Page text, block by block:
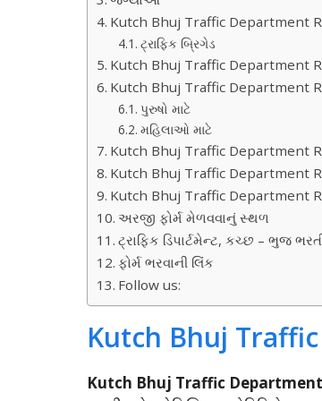
Kutch Bhuj Traffic Department
ટ્રાફિક બ્રિગેડ
Kutch Bhuj Traffic Department
Kutch Bhuj Traffic Department
પુરુષો માટે
મહિલાઓ માટે
Kutch Bhuj Traffic Department
Kutch Bhuj Traffic Department
Kutch Bhuj Traffic Department
અરજી ફોર્મ મેળવવાનું સ્થળ
ટ્રાફિક ડિપાર્ટમેન્ટ, કચ્છ – ભુજ
ફોર્મ ભરવાની લિંક
Follow us:
Kutch Bhuj
Kutch Bhuj Traffic